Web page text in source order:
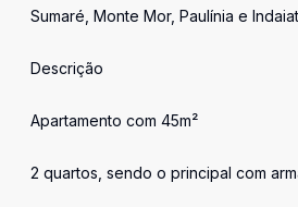
Sumaré, Monte Mor, Paulínia e
Descrição
Apartamento com 45m²
2 quartos, sendo o principal com